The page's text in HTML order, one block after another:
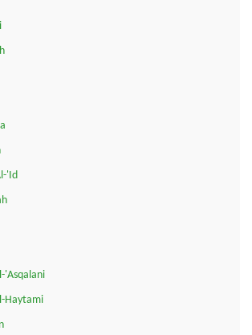
'Id
'Asqalani
Haytami